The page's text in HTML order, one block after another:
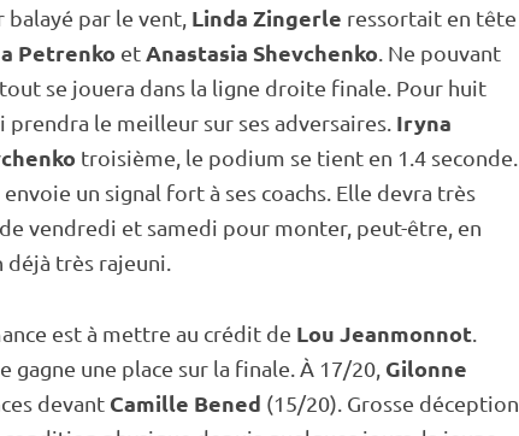
balayé par le vent, Linda Zingerle ressortait en tête
Petrenko etAnastasia Shevchenko . Ne pouvant
se jouera dans la ligne droite finale. Pour huit
le meilleur sur ses adversaires. Iryna
troisième, le podium se tient en 1.4 seconde.
envoie un signal fort à ses coachs. Elle devra très
vendredi et samedi pour monter, peut-être, en
très rajeuni.
est à mettre au crédit de Lou Jeanmonnot
une place sur la finale. À 17/20, Gilonne
devant Camille Bened (15/20). Grosse déception